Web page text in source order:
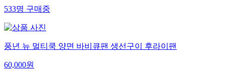
533명구매중
풍년 뉴 멀티쿡 양면 바비큐팬 생선구이 후라이팬
60,000원